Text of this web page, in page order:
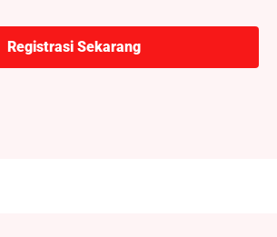
Registrasi Sekarang